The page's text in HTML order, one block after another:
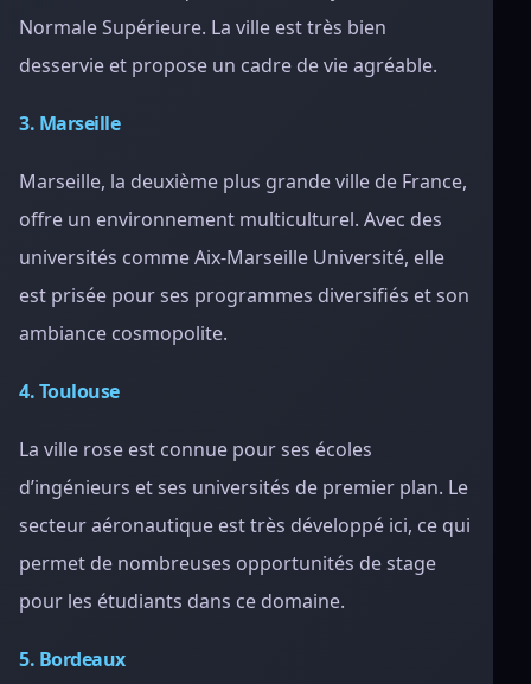
Normale Supérieure. La ville est très bien
desservie et propose un cadre de vie agréable.
3. Marseille
Marseille, la deuxième plus grande ville de France,
offre un environnement multiculturel. Avec des
universités comme Aix-Marseille Université, elle
est prisée pour ses programmes diversifiés et son
ambiance cosmopolite.
4. Toulouse
La ville rose est connue pour ses écoles
d’ingénieurs et ses universités de premier plan. Le
secteur aéronautique est très développé ici, ce qui
permet de nombreuses opportunités de stage
pour les étudiants dans ce domaine.
5. Bordeaux